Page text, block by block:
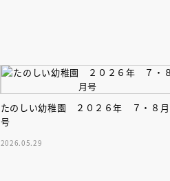
たのしい幼稚園 ２０２６年 ７・８月
号
2026.05.29